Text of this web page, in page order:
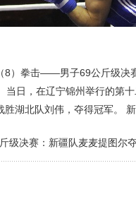
8）拳击——男子69公斤级决
当日，在辽宁锦州举行的第
湖北队刘伟，夺得冠军。
级决赛：新疆队麦麦提图尔